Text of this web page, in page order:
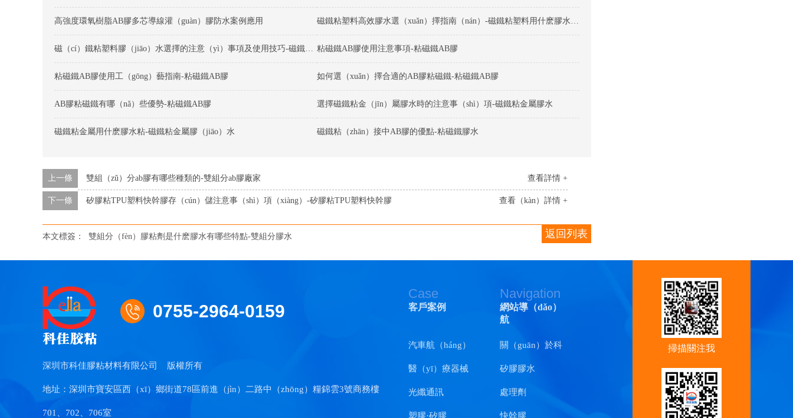
高強度環氧樹脂AB膠多芯導線灌（guàn）膠防水案例應用 磁鐵粘塑料高效膠水選（xuǎn）擇指南（nán）-磁鐵粘塑料用什麽膠水（shuǐ）
磁（cí）鐵粘塑料膠（jiāo）水選擇的注意（yì）事項及使用技巧-磁鐵粘塑料膠（jiāo）水 粘磁鐵AB膠使用注意事項-粘磁鐵AB膠
粘磁鐵AB膠使用工（gōng）藝指南-粘磁鐵AB膠 如何選（xuǎn）擇合適的AB膠粘磁鐵-粘磁鐵AB膠
AB膠粘磁鐵有哪（nǎ）些優勢-粘磁鐵AB膠 選擇磁鐵粘金（jīn）屬膠水時的注意事（shì）項-磁鐵粘金屬膠水
磁鐵粘金屬用什麽膠水粘-磁鐵粘金屬膠（jiāo）水 磁鐵粘（zhān）接中AB膠的優點-粘磁鐵膠水
查看詳情 +
上一條 雙組（zǔ）分ab膠有哪些種類的-雙組分ab膠廠家
查看（kàn）詳情 +
下一條 矽膠粘TPU塑料快幹膠存（cún）儲注意事（shì）項（xiàng）-矽膠粘TPU塑料快幹膠
返回列表
本文標簽： 雙組分（fèn）膠粘劑是什麽膠水有哪些特點-雙組分膠水
0755-2964-0159
深圳市科佳膠粘材料有限公司 版權所有
地址：深圳市寶安區西（xī）鄉街道78區前進（jìn）二路中（zhōng）糧錦雲3號商務樓
701、702、706室
Case
客戶案例
汽車航（háng）
天（tiān）
醫（yī）療器械
光纖通訊
塑膠·矽膠
Navigation
網站導（dǎo）
航
關（guān）於科
佳（jiā）
矽膠膠水
處理劑
快幹膠
掃描關注我
（wǒ）們